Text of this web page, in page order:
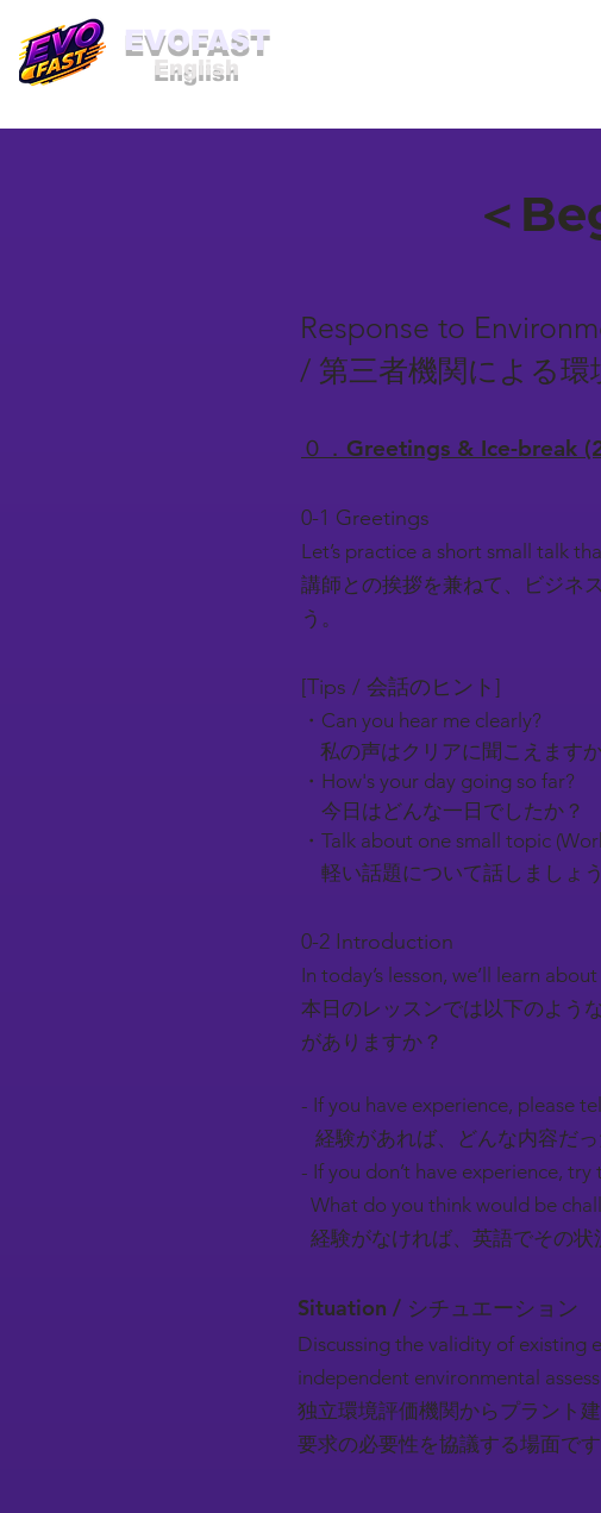
​EVOFAST
English
＜
Response to
/ 第三者機関による環
０．Greetings & Ice-break
0-1 Greetings
Let’s practice a short small talk
講師との挨拶を兼ねて、ビジネ
う。
[Tips / 会話のヒント]
・Can you hear me clearly?
私の声はクリアに聞こえます
・How's your day going so far?
今日はどんな一日でしたか？
・Talk about one small topic
軽い話題について話しましょ
0-2 Introduction​
In today’s lesson, we’ll learn
本日のレッスンでは以下のよう
がありますか？​
- If you have experience, please
経験があれば、どんな内容だ
- If you don’t have experience,
What do you think would be
経験がなければ、英語でその
Situation / シチュエーション
Discussing the validity of existing
independent environmental
独立環境評価機関からプラント
要求の必要性を協議する場面です